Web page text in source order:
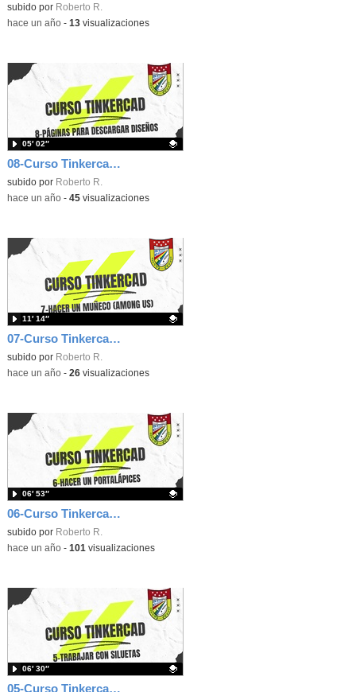
Contenido educativo.
subido por Roberto R.
-hace un año- 13visualizaciones
08-Curso Tinkercad: Webs para descargar diseños 3D
Contenido educativo.
subido por Roberto R.
05′ 02″
-hace un año- 45visualizaciones
07-Curso Tinkercad: Hacer un muñeco Among Us
Contenido educativo.
subido por Roberto R.
11′ 14″
-hace un año- 26visualizaciones
06-Curso Tinkercad: Hacer un portalápices
Contenido educativo.
subido por Roberto R.
06′ 53″
-hace un año- 101 visualizaciones
05-Curso Tinkercad: Trabajar con siluetas
06′ 30″